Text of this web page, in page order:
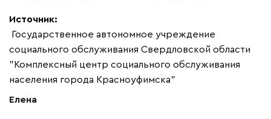
Источник:
Государственное автономное учреждение
социального обслуживания Свердловской области
"Комплексный центр социального обслуживания
населения города Красноуфимска"
Елена